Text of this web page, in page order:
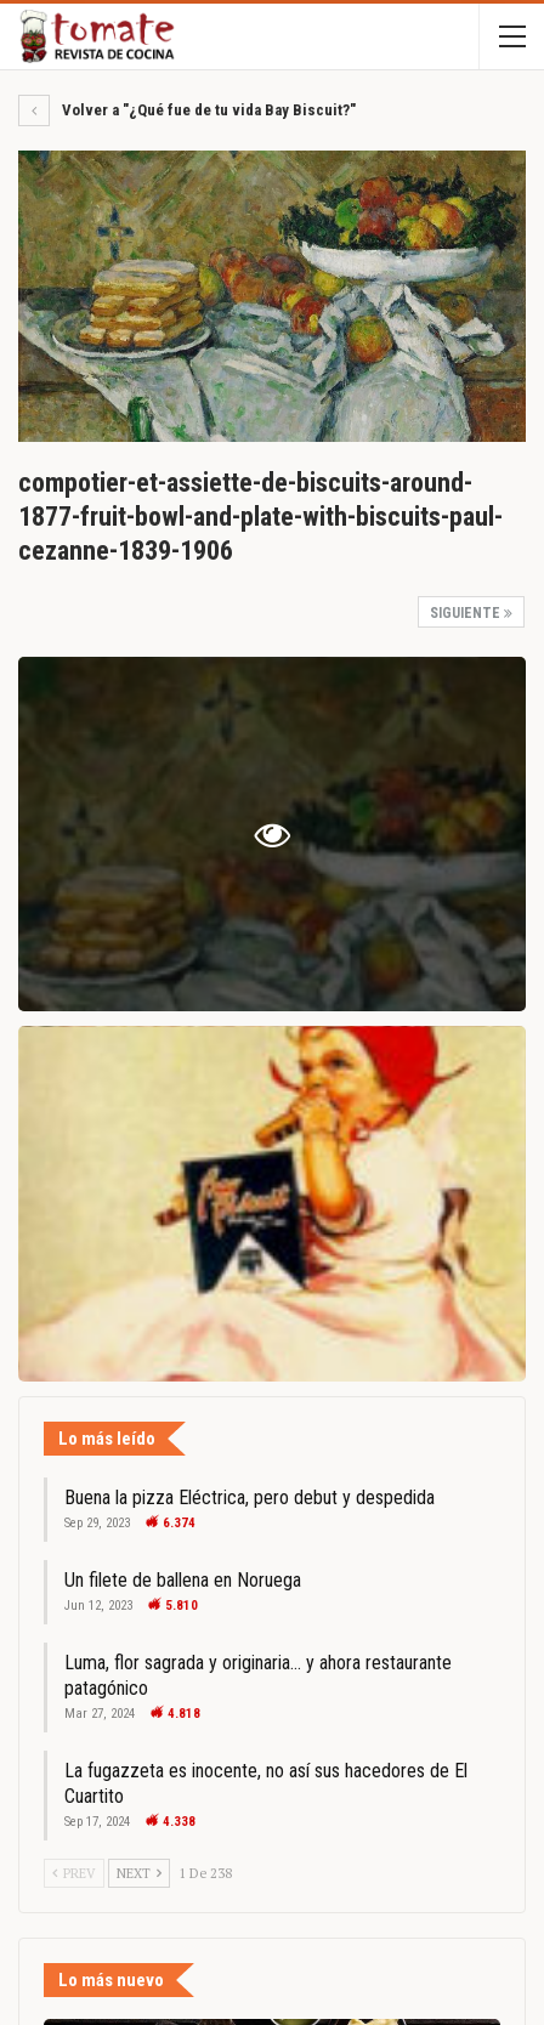
Volver a "¿Qué fue de tu vida Bay Biscuit?"
compotier-et-assiette-de-biscuits-around-
1877-fruit-bowl-and-plate-with-biscuits-paul-
cezanne-1839-1906
SIGUIENTE
Lo más leído
Buena la pizza Eléctrica, pero debut y despedida
Sep 29, 2023 6.374
Un filete de ballena en Noruega
Jun 12, 2023 5.810
Luma, flor sagrada y originaria… y ahora restaurante
patagónico
Mar 27, 2024 4.818
La fugazzeta es inocente, no así sus hacedores de El
Cuartito
Sep 17, 2024 4.338
PREV NEXT 1 De 238
Lo más nuevo